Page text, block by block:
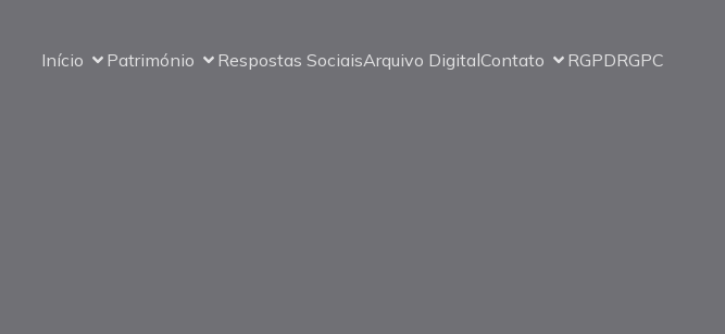
Início Património Respostas SociaisArquivo DigitalContato RGPDRGPC